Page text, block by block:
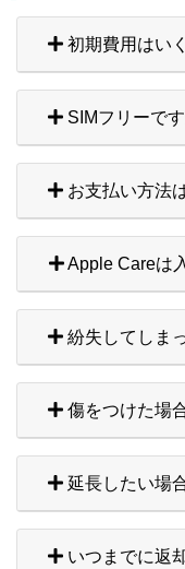
初期費用はい
SIMフリーです
お支払い方法
Apple Careは
紛失してしま
傷をつけた場
延長したい場
いつまでに返